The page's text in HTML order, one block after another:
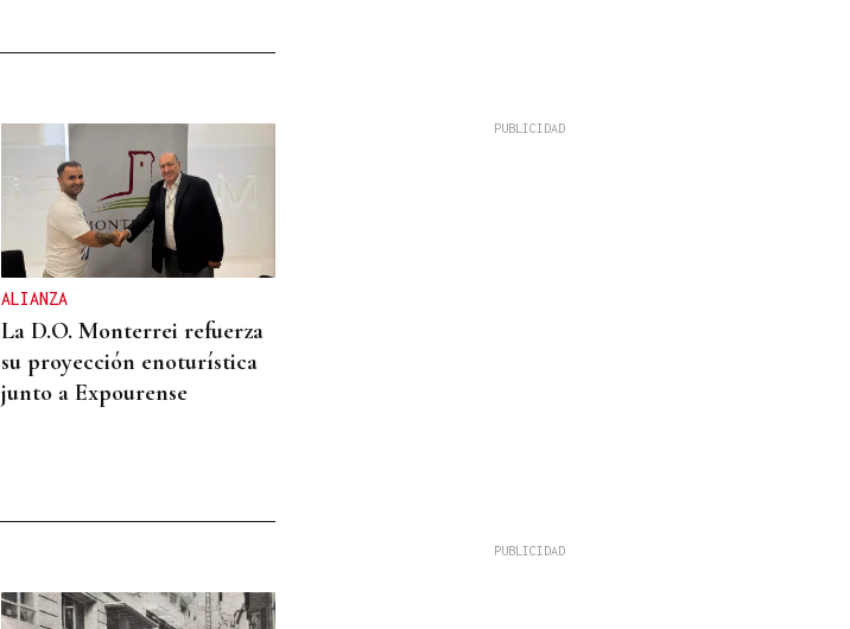
ALIANZA
La D.O. Monterrei refuerza
su proyección enoturística
junto a Expourense